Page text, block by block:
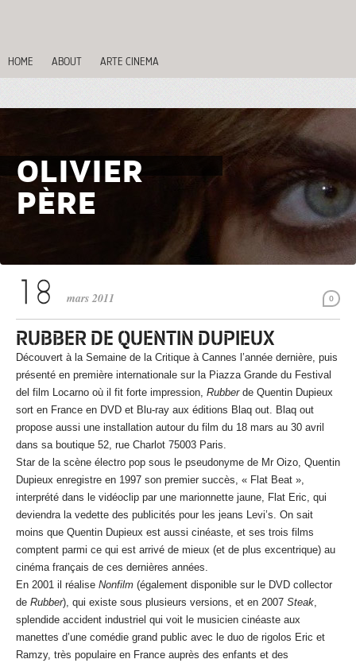
HOME ABOUT ARTE CINEMA
OLIVIER
PÈRE
0
mars 2011
RUBBER DE QUENTIN DUPIEUX
Découvert à la Semaine de la Critique à Cannes l’année dernière, puis
présenté en première internationale sur la Piazza Grande du Festival
del film Locarno où il fit forte impression, Rubberde Quentin Dupieux
sort en France en DVD et Blu-ray aux éditions Blaq out. Blaq out
propose aussi une installation autour du film du 18 mars au 30 avril
dans sa boutique 52, rue Charlot 75003 Paris.
Star de la scène électro pop sous le pseudonyme de Mr Oizo, Quentin
Dupieux enregistre en 1997 son premier succès, « Flat Beat »,
interprété dans le vidéoclip par une marionnette jaune, Flat Eric, qui
deviendra la vedette des publicités pour les jeans Levi’s. On sait
moins que Quentin Dupieux est aussi cinéaste, et ses trois films
comptent parmi ce qui est arrivé de mieux (et de plus excentrique) au
cinéma français de ces dernières années.
En 2001 il réalise Nonfilm (également disponible sur le DVD collector
de Rubber), qui existe sous plusieurs versions, et en 2007 Steak,
splendide accident industriel qui voit le musicien cinéaste aux
manettes d’une comédie grand public avec le duo de rigolos Eric et
Ramzy, très populaire en France auprès des enfants et des